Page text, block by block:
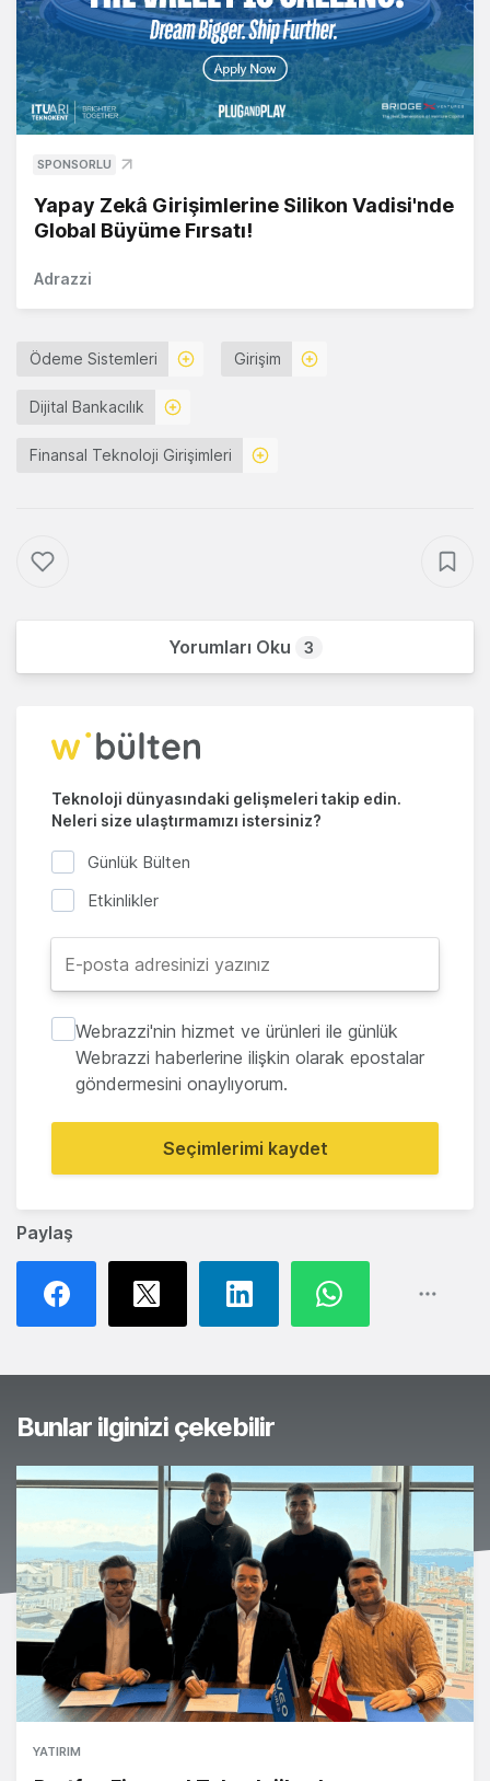
Paylaş
SPONSORLU
Yapay Zekâ Girişimlerine Silikon Vadisi'nde
Global Büyüme Fırsatı!
Adrazzi
Ödeme Sistemleri Girişim
Dijital Bankacılık
Finansal Teknoloji Girişimleri
Yorumları Oku 3
Teknoloji dünyasındaki gelişmeleri takip edin.
Neleri size ulaştırmamızı istersiniz?
Günlük Bülten
Etkinlikler
Webrazzi'nin hizmet ve ürünleri ile günlük
Webrazzi haberlerine ilişkin olarak epostalar
göndermesini onaylıyorum.
Seçimlerimi kaydet
Bunlar ilginizi çekebilir
YATIRIM